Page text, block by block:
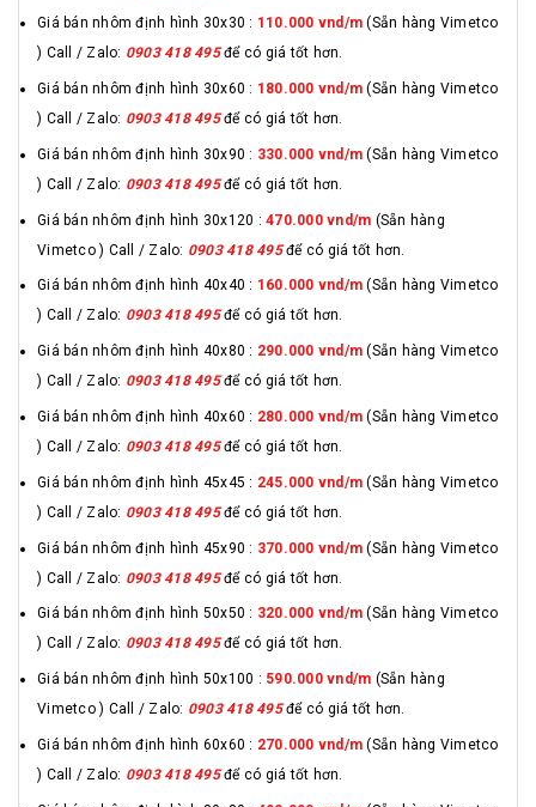
Giá bán nhôm định hình 30x30 : 110.000 vnd/m(Sẵn hàng Vimetco
) Call / Zalo: 0903 418 495để có giá tốt hơn.
Giá bán nhôm định hình 30x60 : 180.000 vnd/m (Sẵn hàng Vimetco
) Call / Zalo: 0903 418 495để có giá tốt hơn.
Giá bán nhôm định hình 30x90 : 330.000 vnd/m (Sẵn hàng Vimetco
) Call / Zalo: 0903 418 495để có giá tốt hơn.
Giá bán nhôm định hình 30x120 : 470.000 vnd/m (Sẵn hàng
Vimetco ) Call / Zalo: 0903 418 495để có giá tốt hơn.
Giá bán nhôm định hình 40x40 : 160.000 vnd/m (Sẵn hàng Vimetco
) Call / Zalo: 0903 418 495để có giá tốt hơn.
Giá bán nhôm định hình 40x80 : 290.000 vnd/m (Sẵn hàng Vimetco
) Call / Zalo: 0903 418 495để có giá tốt hơn.
Giá bán nhôm định hình 40x60 : 280.000 vnd/m (Sẵn hàng Vimetco
) Call / Zalo: 0903 418 495để có giá tốt hơn.
Giá bán nhôm định hình 45x45 : 245.000 vnd/m (Sẵn hàng Vimetco
) Call / Zalo: 0903 418 495để có giá tốt hơn.
Giá bán nhôm định hình 45x90 : 370.000 vnd/m(Sẵn hàng Vimetco
) Call / Zalo: 0903 418 495để có giá tốt hơn.
Giá bán nhôm định hình 50x50 : 320.000 vnd/m (Sẵn hàng Vimetco
) Call / Zalo: 0903 418 495để có giá tốt hơn.
Giá bán nhôm định hình 50x100 : 590.000 vnd/m (Sẵn hàng
Vimetco ) Call / Zalo: 0903 418 495để có giá tốt hơn.
Giá bán nhôm định hình 60x60 : 270.000 vnd/m (Sẵn hàng Vimetco
) Call / Zalo: 0903 418 495để có giá tốt hơn.